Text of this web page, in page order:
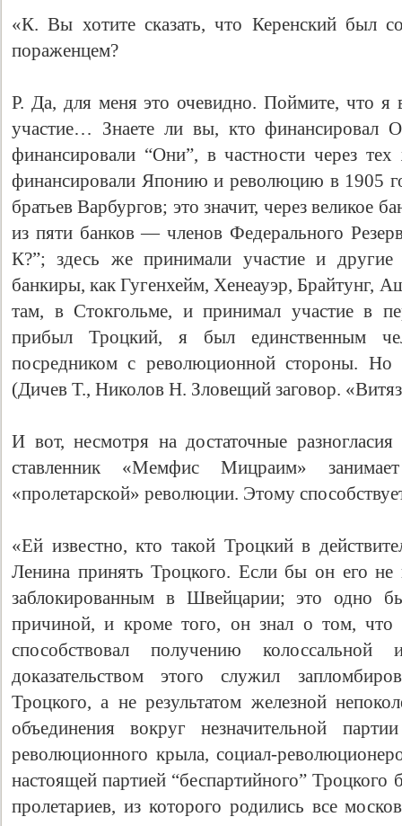
«К. Вы хотите сказать, что Керенский был
пораженцем?
Р. Да, для меня это очевидно. Поймите, что я
участие… Знаете ли вы, кто финансировал
финансировали “Они”, в частности через
финансировали Японию и революцию в 1905
братьев Варбургов; это значит, через великое
из пяти банков — членов Федерального
К?”; здесь же принимали участие и другие
банкиры, как Гугенхейм, Хенеауэр, Брайтунг,
там, в Стокгольме, и принимал участие в
прибыл Троцкий, я был единственным
посредником с революционной стороны.
(Дичев Т., Николов Н. Зловещий заговор.
И вот, несмотря на достаточные
ставленник «Мемфис Мицраим»
«пролетарской» революции. Этому
«Ей известно, кто такой Троцкий в
Ленина принять Троцкого. Если бы он его
заблокированным в Швейцарии; это одно
причиной, и кроме того, он знал о том, что
способствовал получению колоссальной
доказательством этого служил
Троцкого, а не результатом железной
объединения вокруг незначительной
революционного крыла, социал-
настоящей партией “беспартийного” Троцкого
пролетариев, из которого родились все